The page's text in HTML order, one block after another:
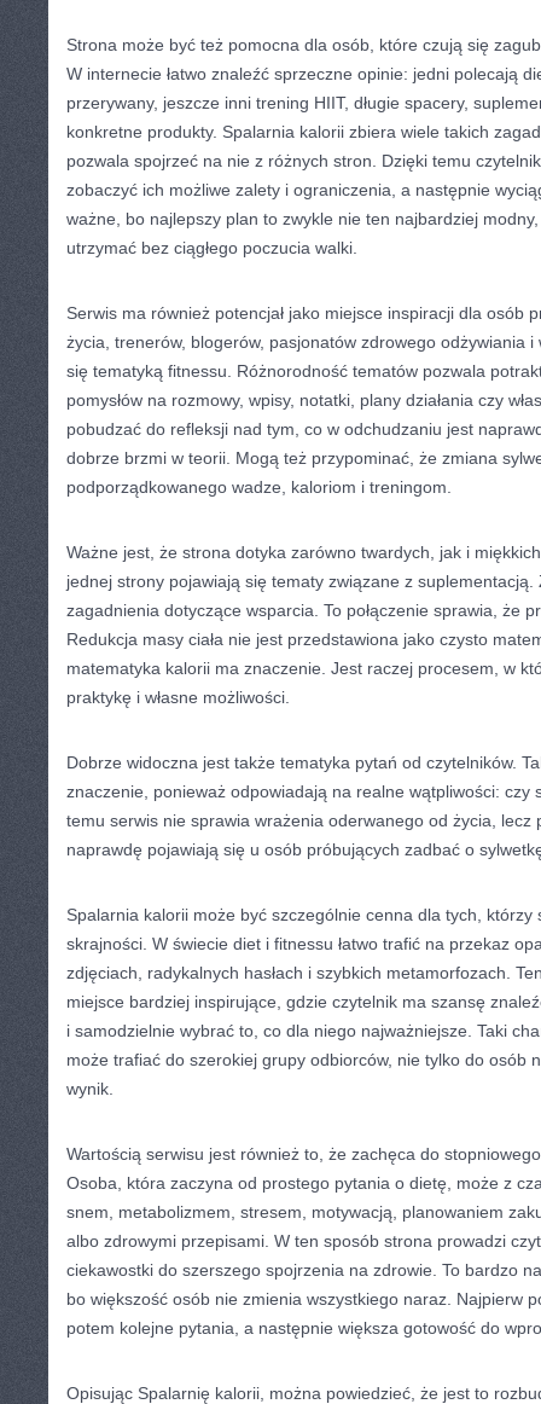
Strona może być też pomocna dla osób, które czują się
W internecie łatwo znaleźć sprzeczne opinie: jedni polecają
przerywany, jeszcze inni trening HIIT, długie spacery,
konkretne produkty. Spalarnia kalorii zbiera wiele takich
pozwala spojrzeć na nie z różnych stron. Dzięki temu
zobaczyć ich możliwe zalety i ograniczenia, a następnie
ważne, bo najlepszy plan to zwykle nie ten najbardziej
utrzymać bez ciągłego poczucia walki.
Serwis ma również potencjał jako miejsce inspiracji dla osób
życia, trenerów, blogerów, pasjonatów zdrowego odżywiania
się tematyką fitnessu. Różnorodność tematów pozwala
pomysłów na rozmowy, wpisy, notatki, plany działania czy
pobudzać do refleksji nad tym, co w odchudzaniu jest
dobrze brzmi w teorii. Mogą też przypominać, że zmiana
podporządkowanego wadze, kaloriom i treningom.
Ważne jest, że strona dotyka zarówno twardych, jak i
jednej strony pojawiają się tematy związane z
zagadnienia dotyczące wsparcia. To połączenie sprawia, że
Redukcja masy ciała nie jest przedstawiona jako czysto
matematyka kalorii ma znaczenie. Jest raczej procesem, w
praktykę i własne możliwości.
Dobrze widoczna jest także tematyka pytań od czytelników.
znaczenie, ponieważ odpowiadają na realne wątpliwości: czy
temu serwis nie sprawia wrażenia oderwanego od życia, lecz
naprawdę pojawiają się u osób próbujących zadbać o
Spalarnia kalorii może być szczególnie cenna dla tych, którzy
skrajności. W świecie diet i fitnessu łatwo trafić na przekaz
zdjęciach, radykalnych hasłach i szybkich metamorfozach.
miejsce bardziej inspirujące, gdzie czytelnik ma szansę
i samodzielnie wybrać to, co dla niego najważniejsze. Taki
może trafiać do szerokiej grupy odbiorców, nie tylko do osób
wynik.
Wartością serwisu jest również to, że zachęca do
Osoba, która zaczyna od prostego pytania o dietę, może z
snem, metabolizmem, stresem, motywacją, planowaniem
albo zdrowymi przepisami. W ten sposób strona prowadzi
ciekawostki do szerszego spojrzenia na zdrowie. To bardzo
bo większość osób nie zmienia wszystkiego naraz. Najpierw
potem kolejne pytania, a następnie większa gotowość do
Opisując Spalarnię kalorii, można powiedzieć, że jest to